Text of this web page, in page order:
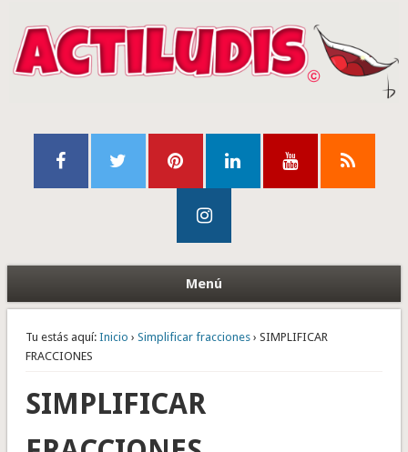
Menú
Tu estás aquí: Inicio › Simplificar fracciones› SIMPLIFICAR
FRACCIONES
SIMPLIFICAR